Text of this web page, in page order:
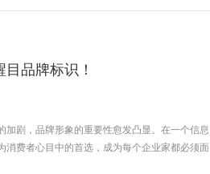
品牌标识！
剧，品牌形象的重要性愈发凸显。在一个信息
费者心目中的首选，成为每个企业家都必须面